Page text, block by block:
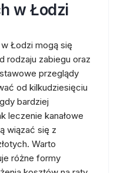
w Łodzi
Łodzi mogą się
rodzaju zabiegu oraz
przeglądy
od kilkudziesięciu
bardziej
leczenie kanałowe
wiązać się z
Warto
różne formy